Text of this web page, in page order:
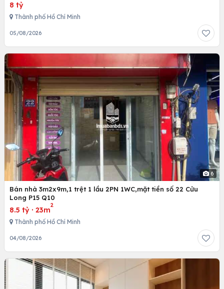
8 tỷ
Thành phố Hồ Chí Minh
05/08/2026
6
Bán nhà 3m2x9m,1 trệt 1 lầu 2PN 1WC,mặt tiền số 22 Cửu
Long P15 Q10
8.5 tỷ · 23m
2
Thành phố Hồ Chí Minh
04/08/2026